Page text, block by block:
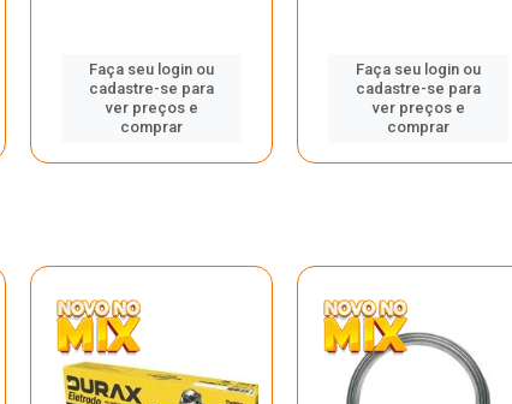
Faça seu login ou
cadastre-se para
ver preços e
comprar
Faça seu login ou
cadastre-se para
ver preços e
comprar